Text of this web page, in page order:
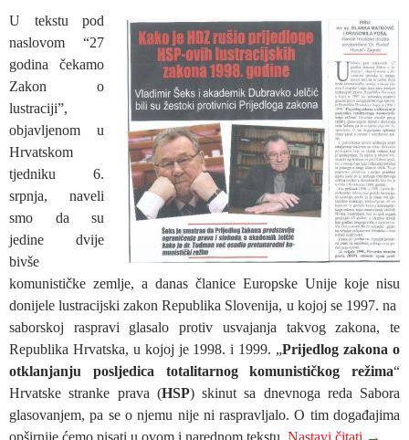
U tekstu pod
naslovom “27
godina čekamo
Zakon o
lustraciji”,
objavljenom u
Hrvatskom
tjedniku 6.
srpnja, naveli
smo da su
jedine dvije
bivše
komunističke zemlje, a danas članice Europske Unije koje nisu
donijele lustracijski zakon Republika Slovenija, u kojoj se 1997. na
saborskoj raspravi glasalo protiv usvajanja takvog zakona, te
Republika Hrvatska, u kojoj je 1998. i 1999. „Prijedlog zakona o
otklanjanju posljedica totalitarnog komunističkog režima“
Hrvatske stranke prava (HSP) skinut sa dnevnoga reda Sabora
glasovanjem, pa se o njemu nije ni raspravljalo. O tim događajima
opširnije ćemo pisati u ovom i narednom tekstu. Nastavi čitati Kako
→